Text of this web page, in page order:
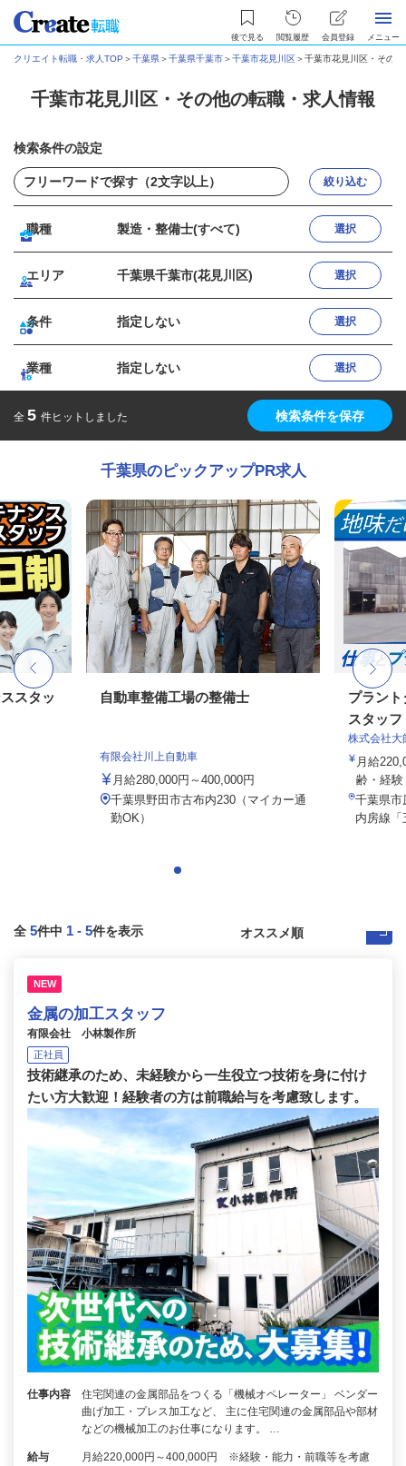
後で見る 閲覧履歴 会員登録 メニュー
クリエイト転職・求人TOP ＞千葉県＞千葉県千葉市＞千葉市花見川区＞千葉市花見川区・その
千葉市花見川区・その他の転職・求人情報
検索条件の設定
絞り込む
職種 製造・整備士(すべて) 選択
エリア 千葉県千葉市(花見川区) 選択
条件 指定しない 選択
業種 指定しない 選択
全 5 件ヒットしました 検索条件を保存
千葉県のピックアップPR求人
スタッ 自動車整備工場の整備士
有限会社川上自動車
月給280,000円～400,000円
千葉県野田市古布内230（マイカー通
勤OK）
プラン
スタッ
株式会社大
月給
齢・経
千葉県市
内房線
全 5件中 1 - 5件を表示
NEW
金属の加工スタッフ
有限会社 小林製作所
正社員
技術継承のため、未経験から一生役立つ技術を身に付け
たい方大歓迎！経験者の方は前職給与を考慮致します。
仕事内容
住宅関連の金属部品をつくる「機械オペレーター」 ベンダー
曲げ加工・プレス加工など、 主に住宅関連の金属部品や部材
などの機械加工のお仕事になります。 …
給与
月給220,000円～400,000円 ※経験・能力・前職等を考慮